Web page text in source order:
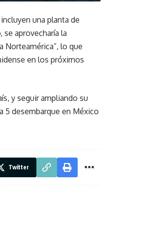
una planta de
aprovecharía la
Norteamérica”, lo que
en los próximos
y seguir ampliando su
5 desembarque en México
Twitter